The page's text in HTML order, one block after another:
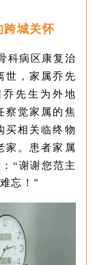
跨城关怀
科病区 康复治
世 ，家属乔先
乔先生为外地
察觉家属的焦
买相关临终物
家。患者家属
“谢谢您范主
忘！”